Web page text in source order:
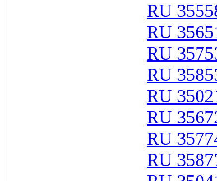
RU
RU
RU
RU
RU
RU
RU
RU